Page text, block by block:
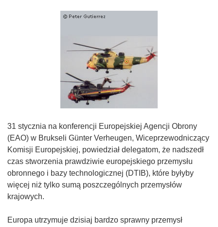
31 stycznia na konferencji Europejskiej Agencji Obrony
(EAO) w Brukseli Günter Verheugen, Wiceprzewodniczący
Komisji Europejskiej, powiedział delegatom, że nadszedł
czas stworzenia prawdziwie europejskiego przemysłu
obronnego i bazy technologicznej (DTIB), które byłyby
więcej niż tylko sumą poszczególnych przemysłów
krajowych.
Europa utrzymuje dzisiaj bardzo sprawny przemysł